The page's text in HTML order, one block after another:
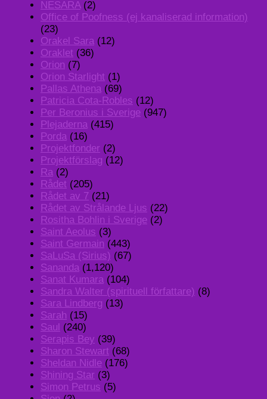
NESARA(2)
Office of Poofness (ej kanaliserad information)
(23)
Orakel Sara (12)
Oraklet (36)
Orion (7)
Orion Starlight (1)
Pallas Athena (69)
Patricia Cota-Robles (12)
Per Beronius i Sverige (947)
Plejaderna (415)
Porda (16)
Projektfonder (2)
Projektförslag (12)
Ra (2)
Rådet (205)
Rådet av 7 (21)
Rådet av Strålande Ljus (22)
Rositha Bohlin i Sverige (2)
Saint Aeolus (3)
Saint Germain (443)
SaLuSa (Sirius) (67)
Sananda (1,120)
Sanat Kumara (104)
Sandra Walter (spirituell författare) (8)
Sara Lindberg (13)
Sarah (15)
Saul (240)
Serapis Bey (39)
Sharon Stewart (68)
Sheldan Nidle (176)
Shining Star (3)
Simon Petrus (5)